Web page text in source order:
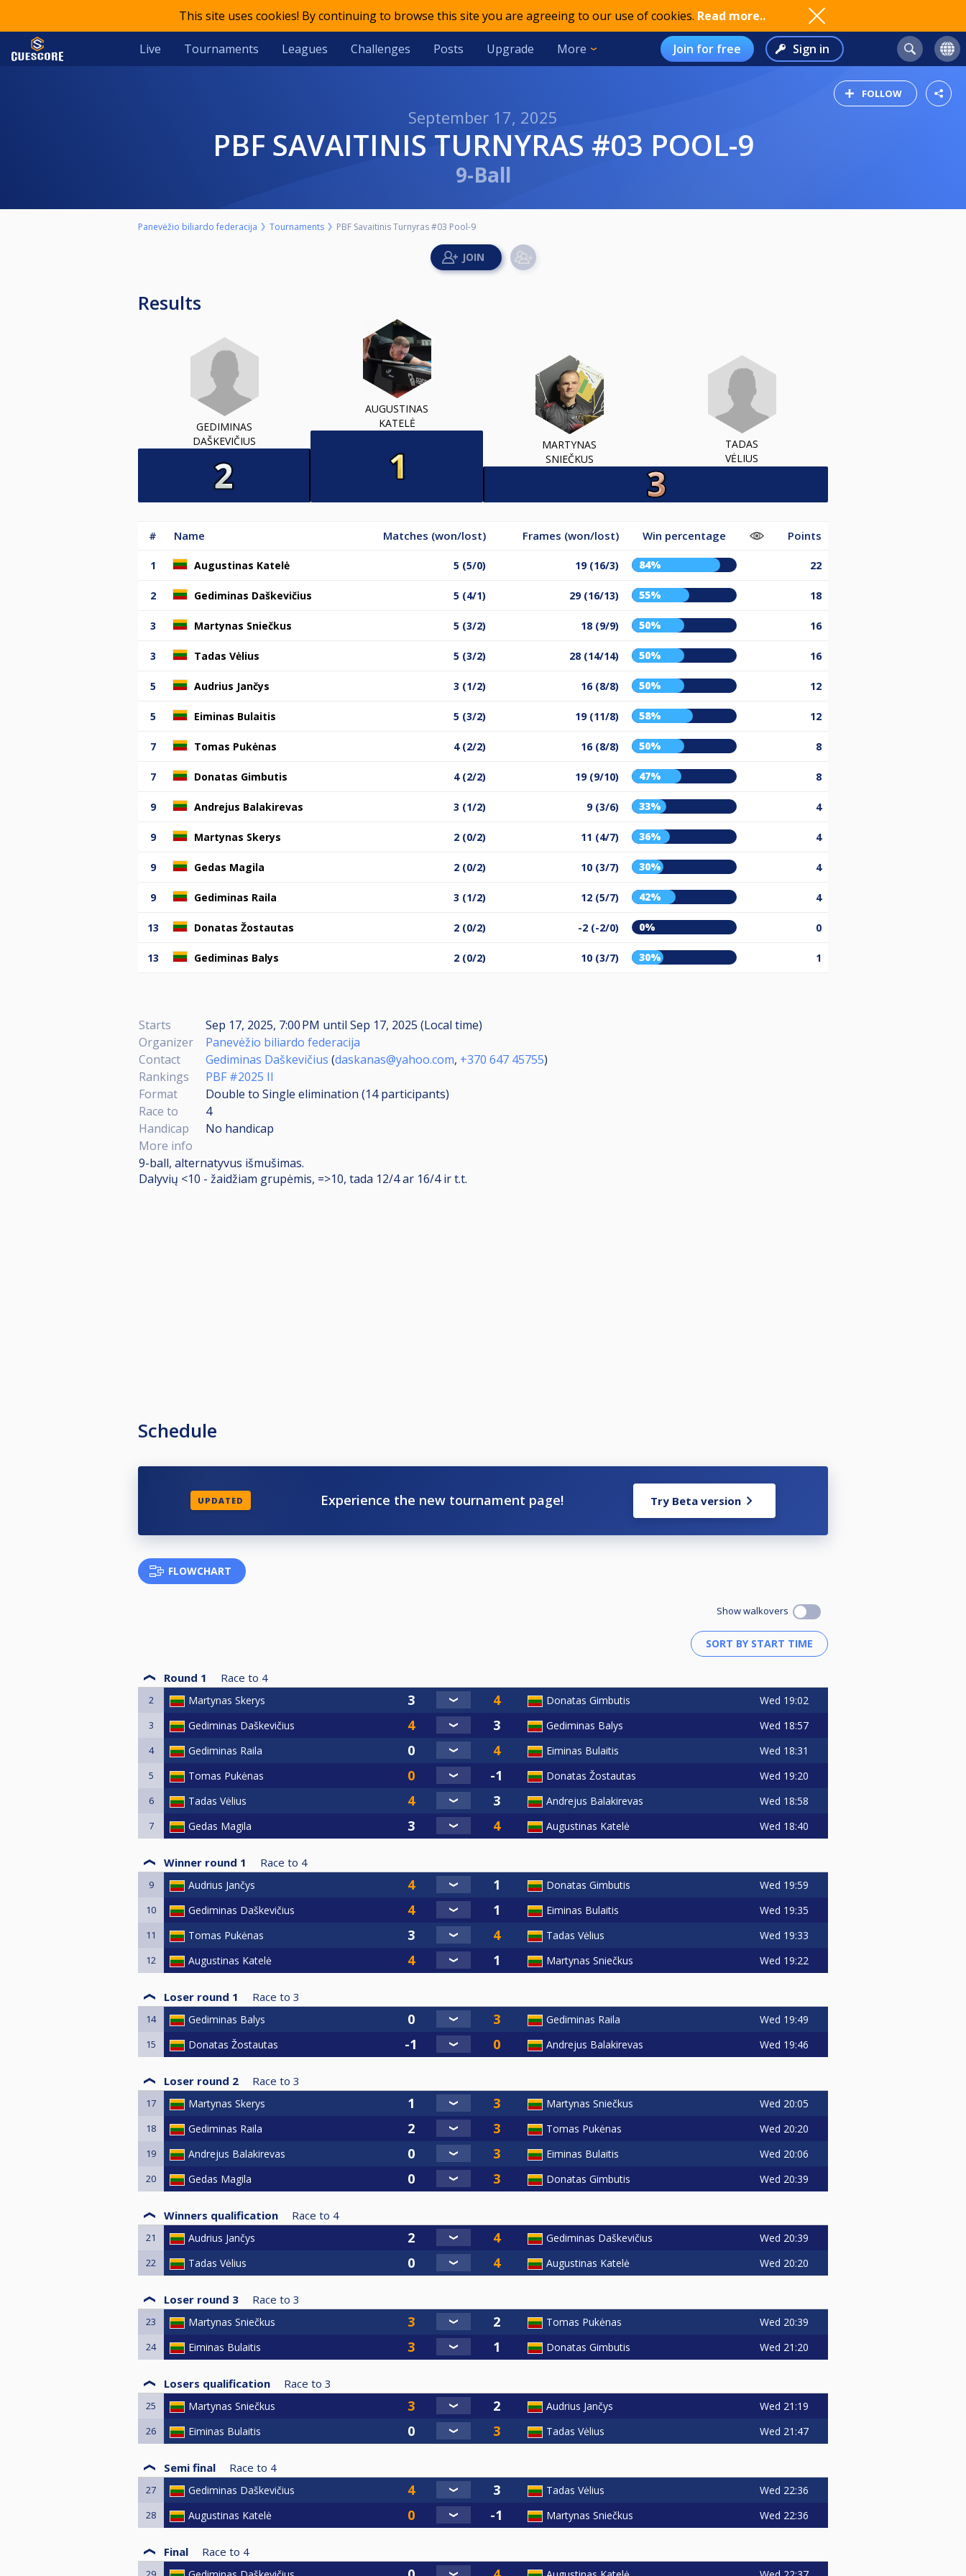
This site uses cookies! By continuing to browse this site you are agreeing to our use of cookies. Read more..
Live Tournaments Leagues Challenges Posts Upgrade More Join for free Sign in
FOLLOW
September 17, 2025
PBF SAVAITINIS TURNYRAS #03 POOL-9
9-Ball
Panevėžio biliardo federacija Tournaments PBF Savaitinis Turnyras #03 Pool-9
Results
GEDIMINAS
DAŠKEVIČIUS
AUGUSTINAS
KATELĖ
MARTYNAS
SNIEČKUS
TADAS
VĖLIUS
# Name Matches (won/lost) Frames (won/lost) Win percentage Points
1 Augustinas Katelė 5 (5/0) 19 (16/3) 84% 22
2 Gediminas Daškevičius 5 (4/1) 29 (16/13) 55% 18
3 Martynas Sniečkus 5 (3/2) 18 (9/9) 50% 16
3 Tadas Vėlius 5 (3/2) 28 (14/14) 50% 16
5 Audrius Jančys 3 (1/2) 16 (8/8) 50% 12
5 Eiminas Bulaitis 5 (3/2) 19 (11/8) 58% 12
7 Tomas Pukėnas 4 (2/2) 16 (8/8) 50% 8
7 Donatas Gimbutis 4 (2/2) 19 (9/10) 47% 8
9 Andrejus Balakirevas 3 (1/2) 9 (3/6) 33% 4
9 Martynas Skerys 2 (0/2) 11 (4/7) 36% 4
9 Gedas Magila 2 (0/2) 10 (3/7) 30% 4
9 Gediminas Raila 3 (1/2) 12 (5/7) 42% 4
13 Donatas Žostautas 2 (0/2) -2 (-2/0) 0% 0
13 Gediminas Balys 2 (0/2) 10 (3/7) 30% 1
Starts Sep 17, 2025, 7:00 PM until Sep 17, 2025 (Local time)
Organizer
Panevėžio biliardo federacija
Contact
Gediminas Daškevičius (daskanas@yahoo.com, +370 647 45755)
Rankings
PBF #2025 II
Format
Double to Single elimination (14participants)
Race to
4
Handicap
No handicap
More info
9-ball, alternatyvus išmušimas.
Dalyvių <10 - žaidžiam grupėmis, =>10, tada 12/4 ar 16/4 ir t.t.
Schedule
UPDATED Experience the new tournament page! Try Beta version
FLOWCHART
Show walkovers
Round 1 Race to 4
2 Martynas Skerys Donatas Gimbutis Wed 19:02
3 Gediminas Daškevičius Gediminas Balys Wed 18:57
4 Gediminas Raila Eiminas Bulaitis Wed 18:31
5 Tomas Pukėnas Donatas Žostautas Wed 19:20
6 Tadas Vėlius Andrejus Balakirevas Wed 18:58
7 Gedas Magila Augustinas Katelė Wed 18:40
Winner round 1 Race to 4
9 Audrius Jančys Donatas Gimbutis Wed 19:59
10 Gediminas Daškevičius Eiminas Bulaitis Wed 19:35
11 Tomas Pukėnas Tadas Vėlius Wed 19:33
12 Augustinas Katelė Martynas Sniečkus Wed 19:22
Loser round 1 Race to 3
14 Gediminas Balys Gediminas Raila Wed 19:49
15 Donatas Žostautas Andrejus Balakirevas Wed 19:46
Loser round 2 Race to 3
17 Martynas Skerys Martynas Sniečkus Wed 20:05
18 Gediminas Raila Tomas Pukėnas Wed 20:20
19 Andrejus Balakirevas Eiminas Bulaitis Wed 20:06
20 Gedas Magila Donatas Gimbutis Wed 20:39
Winners qualification Race to 4
21 Audrius Jančys Gediminas Daškevičius Wed 20:39
22 Tadas Vėlius Augustinas Katelė Wed 20:20
Loser round 3 Race to 3
23 Martynas Sniečkus Tomas Pukėnas Wed 20:39
24 Eiminas Bulaitis Donatas Gimbutis Wed 21:20
Losers qualification Race to 3
25 Martynas Sniečkus Audrius Jančys Wed 21:19
26 Eiminas Bulaitis Tadas Vėlius Wed 21:47
Semi final Race to 4
27 Gediminas Daškevičius Tadas Vėlius Wed 22:36
28 Augustinas Katelė Martynas Sniečkus Wed 22:36
Final Race to 4